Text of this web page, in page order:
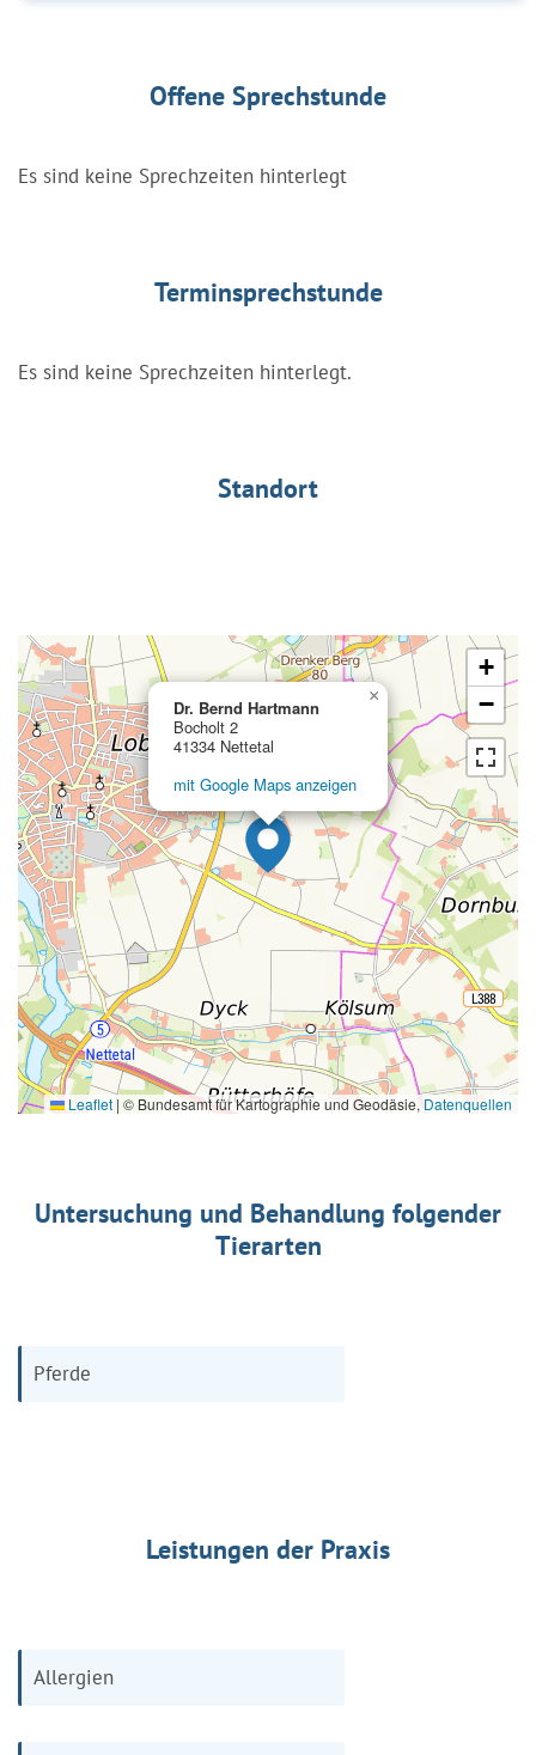
Offene Sprechstunde
Es sind keine Sprechzeiten hinterlegt
Terminsprechstunde
Es sind keine Sprechzeiten hinterlegt.
Standort
Dr. Bernd Hartmann
Bocholt 2
41334 Nettetal
mit Google Maps anzeigen
×
+
−
Leaflet | © Bundesamt für Kartographie und Geodäsie,Datenquellen
Untersuchung und Behandlung folgender
Tierarten
Pferde
Leistungen der Praxis
Allergien